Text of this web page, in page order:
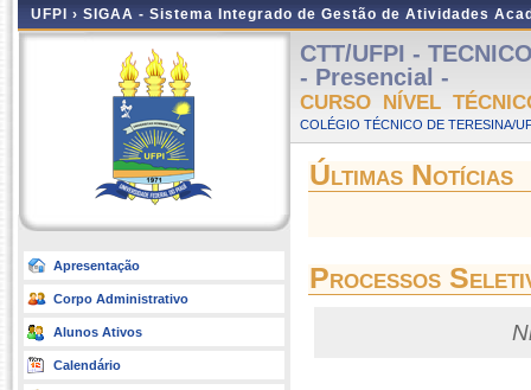
UFPI › SIGAA - Sistema Integrado de Gestão de Atividades
Apresentação
Corpo Administrativo
Alunos Ativos
Calendário
CTT/UFPI -
- Presencial -
CURSO NÍVEL
COLÉGIO TÉCNICO DE TERESINA/
Últimas Notícias
Processos